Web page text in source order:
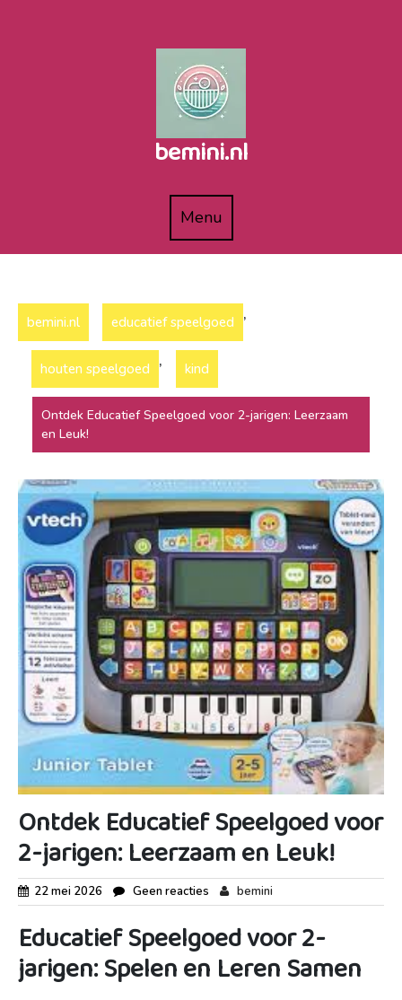
bemini.nl
MenuMenu
bemini.nl educatief speelgoed ,
houten speelgoed , kind
Ontdek Educatief Speelgoed voor 2-jarigen: Leerzaam
en Leuk!
Ontdek Educatief Speelgoed voor
2-jarigen: Leerzaam en Leuk!
22 mei 2026 Geen reacties bemini
Educatief Speelgoed voor 2-
jarigen: Spelen en Leren Samen